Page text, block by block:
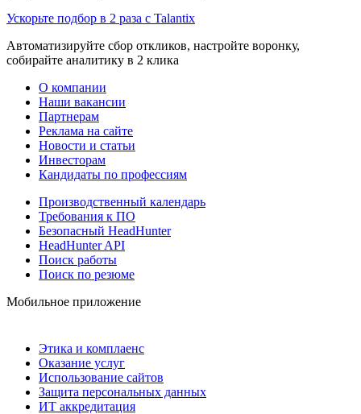
Ускорьте подбор в 2 раза с Talantix
Автоматизируйте сбор откликов, настройте воронку,
собирайте аналитику в 2 клика
О компании
Наши вакансии
Партнерам
Реклама на сайте
Новости и статьи
Инвесторам
Кандидаты по профессиям
Производственный календарь
Требования к ПО
Безопасный HeadHunter
HeadHunter API
Поиск работы
Поиск по резюме
Мобильное приложение
Этика и комплаенс
Оказание услуг
Использование сайтов
Защита персональных данных
ИТ аккредитация